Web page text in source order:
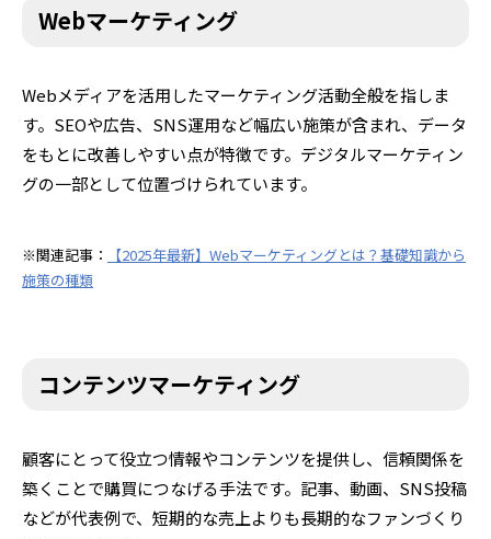
Webマーケティング
Webメディアを活用したマーケティング活動全般を指しま
す。SEOや広告、SNS運用など幅広い施策が含まれ、データ
をもとに改善しやすい点が特徴です。デジタルマーケティン
グの一部として位置づけられています。
※関連記事：
【2025年最新】Webマーケティングとは？基礎知識から
施策の種類
コンテンツマーケティング
顧客にとって役立つ情報やコンテンツを提供し、信頼関係を
築くことで購買につなげる手法です。記事、動画、SNS投稿
などが代表例で、短期的な売上よりも長期的なファンづくり